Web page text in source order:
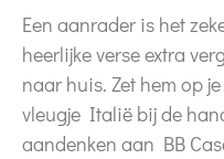
Een aanrader is het
heerlijke verse extra
naar huis. Zet hem op
vleugje Italië bij de
aandenken aan BB